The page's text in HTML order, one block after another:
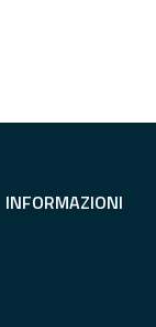
INFORMAZIONI